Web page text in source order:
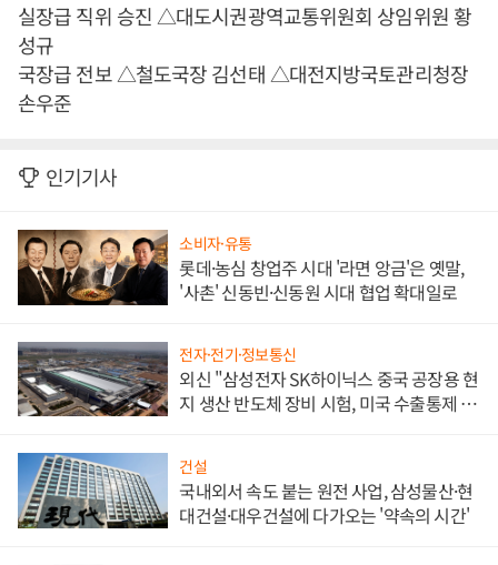
실장급 직위 승진 △대도시권광역교통위원회 상임위원 황
성규
국장급 전보 △철도국장 김선태 △대전지방국토관리청장
손우준
인기기사
소비자·유통
롯데·농심 창업주 시대 '라면 앙금'은 옛말,
'사촌' 신동빈·신동원 시대 협업 확대일로
전자·전기·정보통신
외신 "삼성전자 SK하이닉스 중국 공장용 현
지 생산 반도체 장비 시험, 미국 수출통제 대
건설
국내외서 속도 붙는 원전 사업, 삼성물산·현
대건설·대우건설에 다가오는 '약속의 시간'